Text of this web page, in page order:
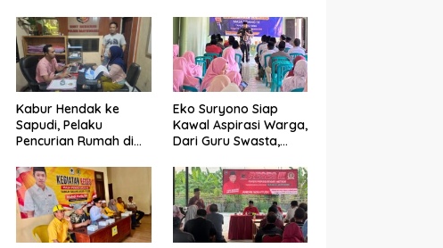
Ekonomi Indonesia
Tunjukkan Komitmen
Jaga Warisan Dunia
Kabur Hendak ke
Sapudi, Pelaku
Pencurian Rumah di
Ditangkap di
Pelabuhan Jangkar
Eko Suryono Siap
Kawal Aspirasi Warga,
Dari Guru Swasta,
Infrastruktur Jalan